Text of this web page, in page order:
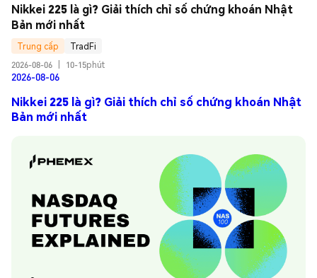
Nikkei 225 là gì? Giải thích chỉ số chứng khoán Nhật
Bản mới nhất
Trung cấp
TradFi
2026-08-06
10-15phút
2026-08-06
Nikkei 225 là gì? Giải thích chỉ số chứng khoán Nhật
Bản mới nhất